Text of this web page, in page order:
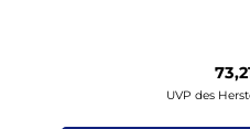
UVP des